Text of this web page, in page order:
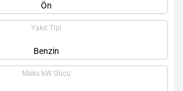
Ön
Yakıt Tipi
Benzin
Maks kW Gücü